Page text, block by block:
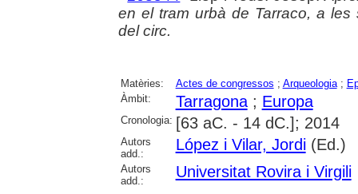
en el tram urbà de Tarraco, a
del circ.
Matèries: Actes de congressos ; Arqueologia;
Àmbit:
Tarragona; Europa
Cronologia: [63 aC. - 14 dC.]; 2014
Autors
add.:
López i Vilar, Jordi(Ed.)
Autors
add.:
Universitat Rovira i Virgili